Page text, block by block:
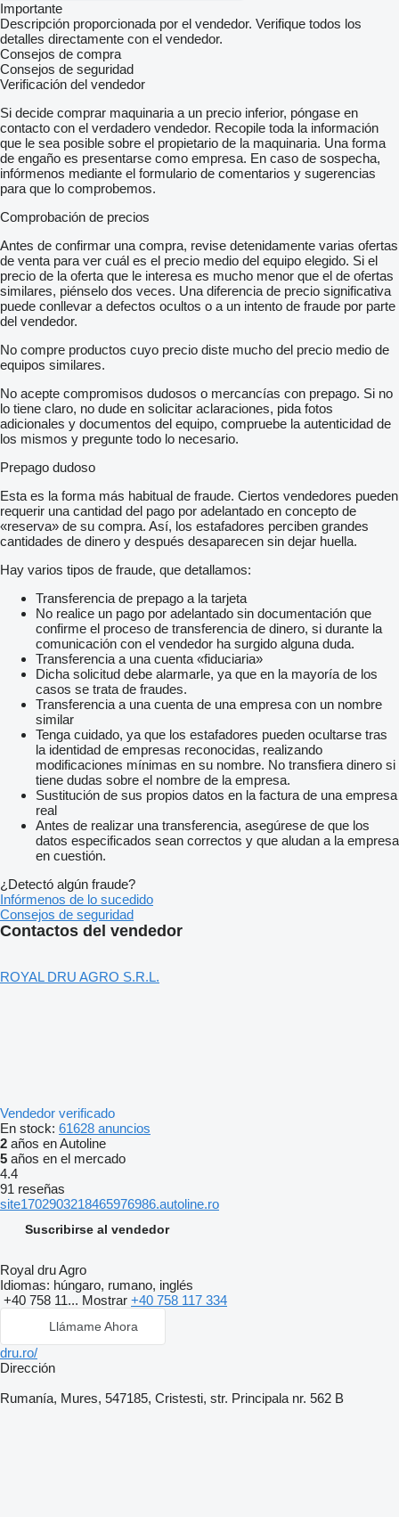
Importante
Descripción proporcionada por el vendedor. Verifique todos los
detalles directamente con el vendedor.
Consejos de compra
Consejos de seguridad
Verificación del vendedor
Si decide comprar maquinaria a un precio inferior, póngase en
contacto con el verdadero vendedor. Recopile toda la información
que le sea posible sobre el propietario de la maquinaria. Una forma
de engaño es presentarse como empresa. En caso de sospecha,
infórmenos mediante el formulario de comentarios y sugerencias
para que lo comprobemos.
Comprobación de precios
Antes de confirmar una compra, revise detenidamente varias ofertas
de venta para ver cuál es el precio medio del equipo elegido. Si el
precio de la oferta que le interesa es mucho menor que el de ofertas
similares, piénselo dos veces. Una diferencia de precio significativa
puede conllevar a defectos ocultos o a un intento de fraude por parte
del vendedor.
No compre productos cuyo precio diste mucho del precio medio de
equipos similares.
No acepte compromisos dudosos o mercancías con prepago. Si no
lo tiene claro, no dude en solicitar aclaraciones, pida fotos
adicionales y documentos del equipo, compruebe la autenticidad de
los mismos y pregunte todo lo necesario.
Prepago dudoso
Esta es la forma más habitual de fraude. Ciertos vendedores pueden
requerir una cantidad del pago por adelantado en concepto de
«reserva» de su compra. Así, los estafadores perciben grandes
cantidades de dinero y después desaparecen sin dejar huella.
Hay varios tipos de fraude, que detallamos:
Transferencia de prepago a la tarjeta
No realice un pago por adelantado sin documentación que
confirme el proceso de transferencia de dinero, si durante la
comunicación con el vendedor ha surgido alguna duda.
Transferencia a una cuenta «fiduciaria»
Dicha solicitud debe alarmarle, ya que en la mayoría de los
casos se trata de fraudes.
Transferencia a una cuenta de una empresa con un nombre
similar
Tenga cuidado, ya que los estafadores pueden ocultarse tras
la identidad de empresas reconocidas, realizando
modificaciones mínimas en su nombre. No transfiera dinero si
tiene dudas sobre el nombre de la empresa.
Sustitución de sus propios datos en la factura de una empresa
real
Antes de realizar una transferencia, asegúrese de que los
datos especificados sean correctos y que aludan a la empresa
en cuestión.
¿Detectó algún fraude?
Infórmenos de lo sucedido
Consejos de seguridad
Contactos del vendedor
ROYAL DRU AGRO S.R.L.
Vendedor verificado
En stock: 61628 anuncios
2 años en Autoline
5 años en el mercado
4.4
91 reseñas
site1702903218465976986.autoline.ro
Suscribirse al vendedor
Royal dru Agro
Idiomas: húngaro, rumano, inglés
+40 758 11... Mostrar +40 758 117 334
Llámame Ahora
dru.ro/
Dirección
Rumanía, Mures, 547185, Cristesti, str. Principala nr. 562 B